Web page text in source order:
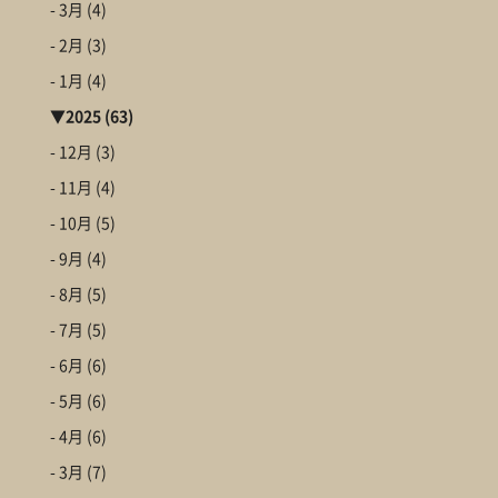
- 3月 (4)
- 2月 (3)
- 1月 (4)
▼2025(63)
- 12月 (3)
- 11月 (4)
- 10月 (5)
- 9月 (4)
- 8月 (5)
- 7月 (5)
- 6月 (6)
- 5月 (6)
- 4月 (6)
- 3月 (7)